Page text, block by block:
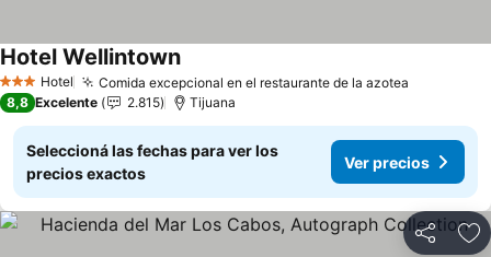
3 Estrellas
Hotel Comida excepcional en el restaurante de la azotea
Hotel Wellintown
8,8 Excelente 2.815 Tijuana
Seleccioná las fechas para ver los
precios exactos
Ver precios
Compartir